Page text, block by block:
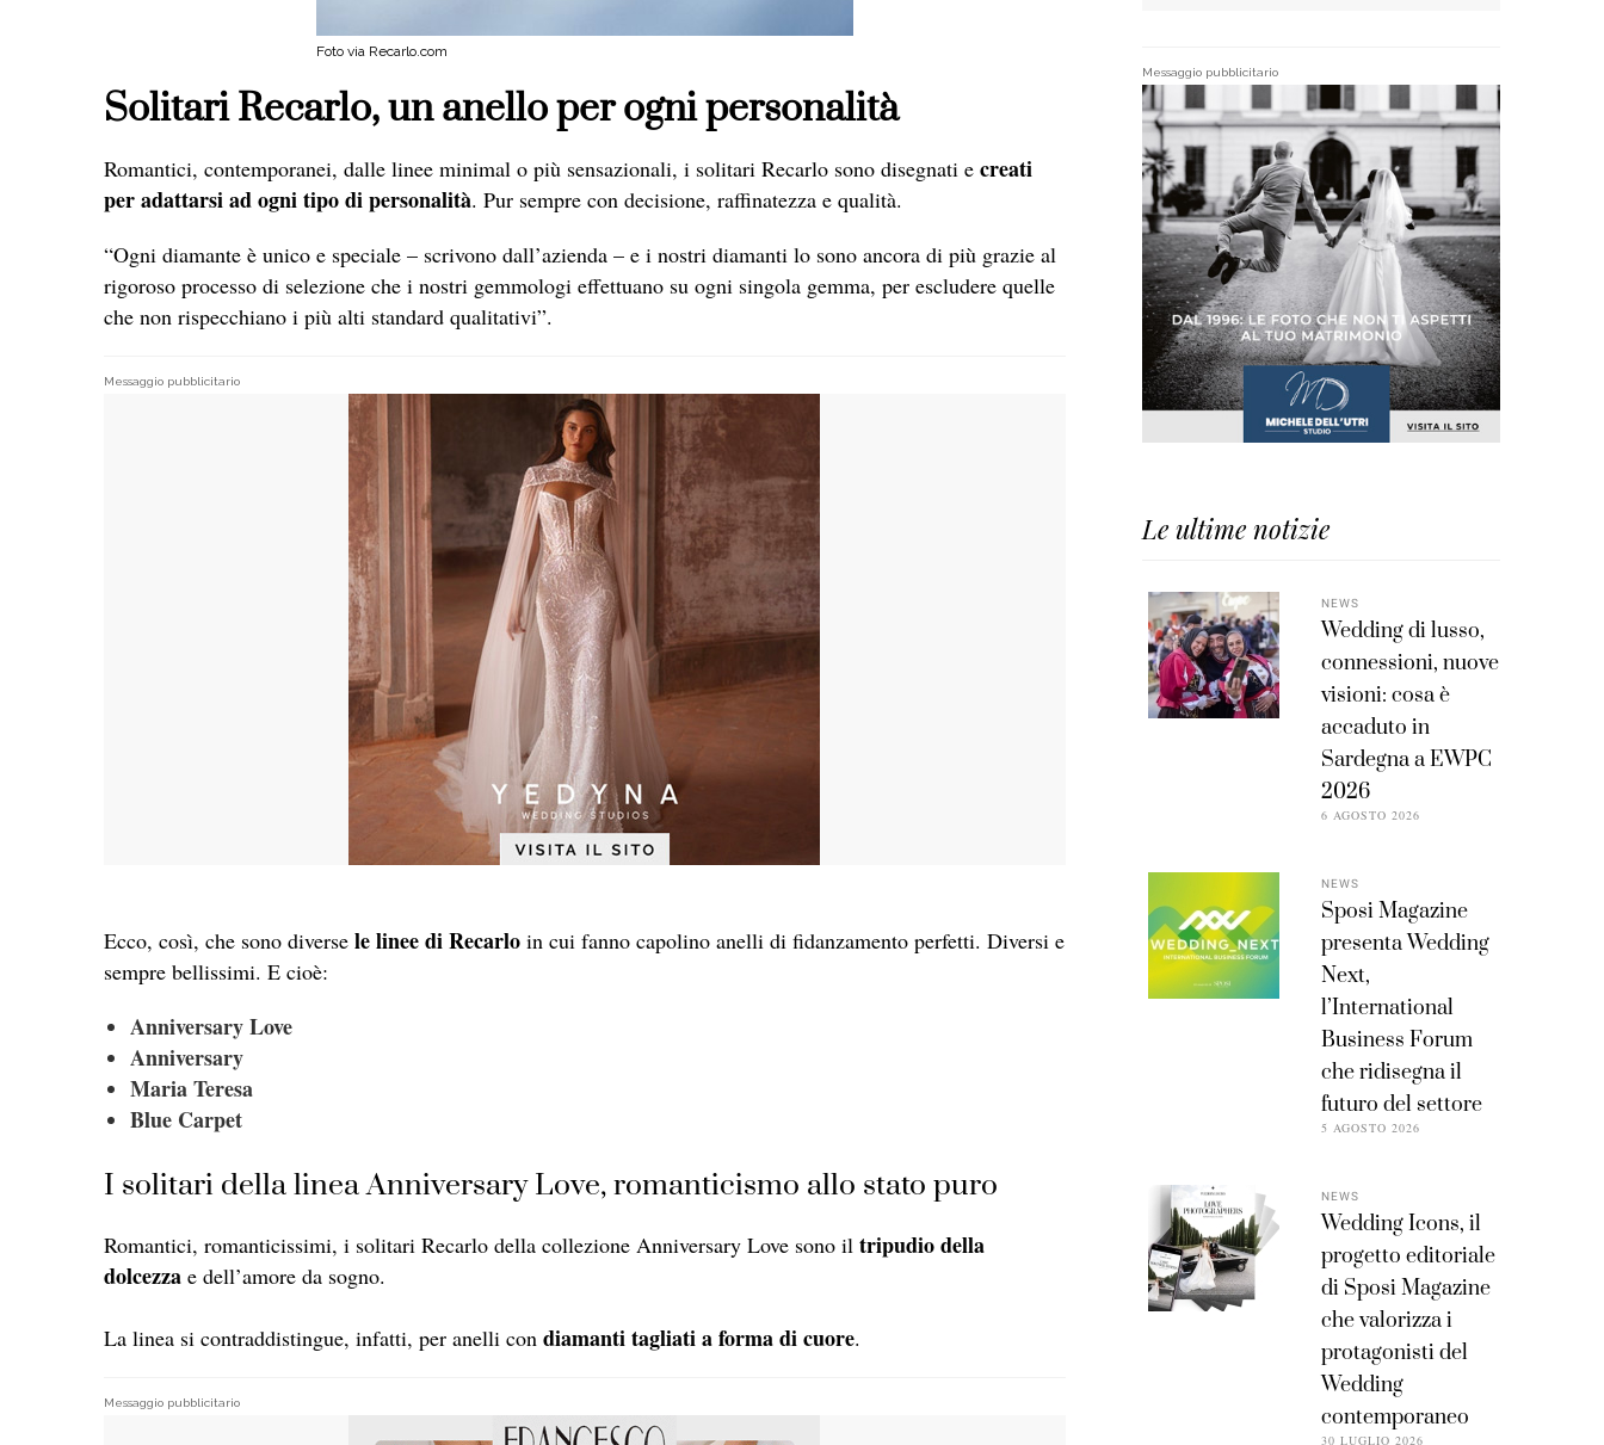
Foto via Recarlo.com
Solitari Recarlo, un anello per ogni personalità
Romantici, contemporanei, dalle linee minimal o più sensazionali, i solitari Recarlo sono disegnati e creati
per adattarsi ad ogni tipo di personalità. Pur sempre con decisione, raffinatezza e qualità.
“Ogni diamante è unico e speciale – scrivono dall’azienda – e i nostri diamanti lo sono ancora di più grazie al
rigoroso processo di selezione che i nostri gemmologi effettuano su ogni singola gemma, per escludere quelle
che non rispecchiano i più alti standard qualitativi”.
Messaggio pubblicitario
Ecco, così, che sono diverse le linee di Recarlo in cui fanno capolino anelli di fidanzamento perfetti. Diversi e
sempre bellissimi. E cioè:
Anniversary Love
Anniversary
Maria Teresa
Blue Carpet
I solitari della linea Anniversary Love, romanticismo allo stato puro
Romantici, romanticissimi, i solitari Recarlo della collezione Anniversary Love sono il tripudio della
dolcezza e dell’amore da sogno.
La linea si contraddistingue, infatti, per anelli con diamanti tagliati a forma di cuore.
Messaggio pubblicitario
Messaggio pubblicitario
Le ultime notizie
NEWS
Wedding di lusso,
connessioni, nuove
visioni: cosa è
accaduto in
Sardegna a EWPC
2026
6 AGOSTO 2026
NEWS
Sposi Magazine
presenta Wedding
Next,
l’International
Business Forum
che ridisegna il
futuro del settore
5 AGOSTO 2026
NEWS
Wedding Icons, il
progetto editoriale
di Sposi Magazine
che valorizza i
protagonisti del
Wedding
contemporaneo
30 LUGLIO 2026